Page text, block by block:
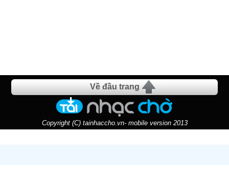
Về đầu trang
Copyright (C) tainhaccho.vn- mobile version 2013